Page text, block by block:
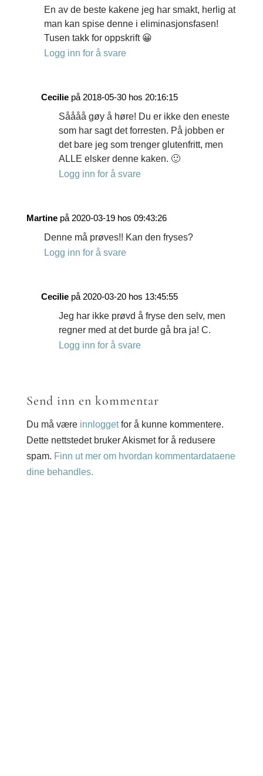
En av de beste kakene jeg har smakt, herlig at
man kan spise denne i eliminasjonsfasen!
Tusen takk for oppskrift 😀
Logg inn for å svare
Cecilie på 2018-05-30 hos 20:16:15
Såååå gøy å høre! Du er ikke den eneste
som har sagt det forresten. På jobben er
det bare jeg som trenger glutenfritt, men
ALLE elsker denne kaken. 🙂
Logg inn for å svare
Martine på 2020-03-19 hos 09:43:26
Denne må prøves!! Kan den fryses?
Logg inn for å svare
Cecilie på 2020-03-20 hos 13:45:55
Jeg har ikke prøvd å fryse den selv, men
regner med at det burde gå bra ja! C.
Logg inn for å svare
Send inn en kommentar
Du må være innloggetfor å kunne kommentere.
Dette nettstedet bruker Akismet for å redusere
spam. Finn ut mer om hvordan kommentardataene
dine behandles.